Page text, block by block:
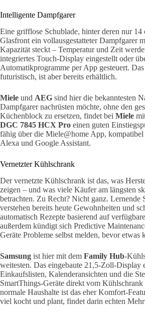
Intelligente Dampfgarer
Eine grifflose Schublade, hinter deren nur 14
Glasfront ein vollausgestatteter Dampfgarer
Kapazität steckt – Temperatur und Zeit
integriertes Touch-Display eingestellt oder
Automatikprogramme per App gesteuert.
futuristisch, ist aber bereits erhältlich.
Miele und AEG sind hier die bekanntesten
Dampfgarer nachrüsten möchte, ohne den
Küchenblock zu ersetzen, findet bei Miele
DGC 7845 HCX Pro einen guten
fähig über die Miele@home App,
Alexa und Google Assistant.
Vernetzter Kühlschrank
Der vernetzte Kühlschrank ist das, was
zeigen – und was viele Käufer am längsten
betrachten. Zu Recht? Nicht ganz. Lernende
verstehen bereits heute Gewohnheiten und
automatisch Rezepte basierend auf
außerdem kündigt sich Predictive
Geräte Probleme selbst melden, bevor etwas
Samsung ist hier mit dem Family Hub-
weitesten. Das eingebaute 21,5-Zoll-Display
Einkaufslisten, Kalenderansichten und die
SmartThings-Geräte direkt vom Kühlschrank
normale Haushalte ist das eher Komfort-
viel kocht und plant, findet darin echten